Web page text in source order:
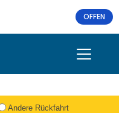
OFFEN
Andere Rückfahrt